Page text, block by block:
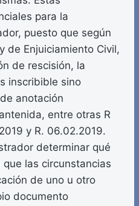
para la
puesto que según
de Enjuiciamiento Civil,
de rescisión, la
inscribible sino
anotación
entre otras R
y R. 06.02.2019.
determinar qué
las circunstancias
de uno u otro
documento